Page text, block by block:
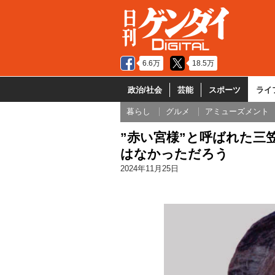
6.6万 18.5万
政治/社会 芸能 スポーツ ライ
暮らし グルメ アミューズメント
”赤い宮様”と呼ばれた三
はなかっただろう
2024年11月25日